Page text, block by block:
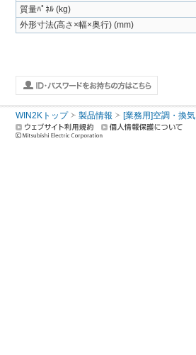
質量ﾊﾟﾈﾙ (kg)
外形寸法(高さ×幅×奥行) (mm)
WIN2Kトップ 製品情報 [業務用]空調・換気